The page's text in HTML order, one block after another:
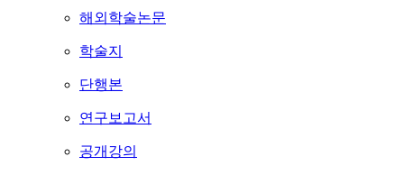
해외학술논문
학술지
단행본
연구보고서
공개강의